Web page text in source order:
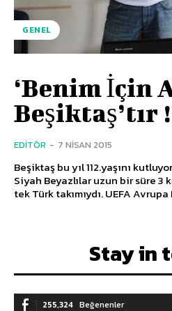
GENEL
‘Benim İçin
Beşiktaş’tır
EDITÖR - 7 NISAN 2015
Beşiktaş bu yıl 112.yaşını
Siyah Beyazlılar uzun bir süre 3
tek Türk takımıydı. UEFA Avrupa
Stay in
255,324 Beğenenler